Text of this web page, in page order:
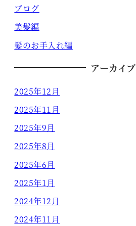
ブログ
美髪編
髪のお手入れ編
アーカイブ
2025年12月
2025年11月
2025年9月
2025年8月
2025年6月
2025年1月
2024年12月
2024年11月